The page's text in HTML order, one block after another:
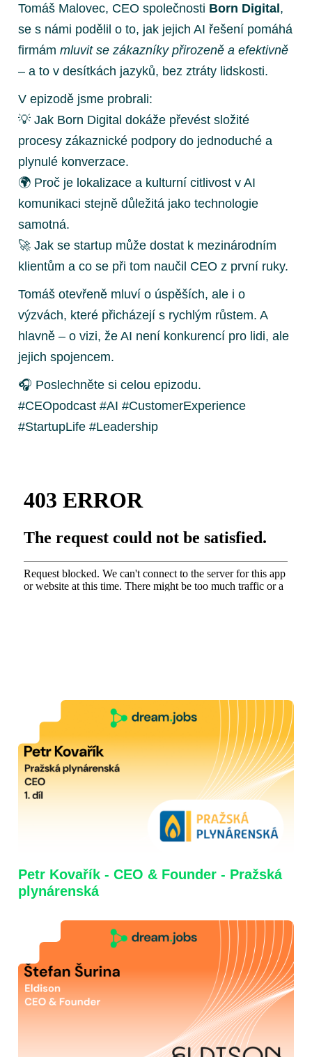
Tomáš Malovec, CEO společnosti Born Digital,
se s námi podělil o to, jak jejich AI řešení pomáhá
firmám mluvit se zákazníky přirozeně a efektivně
– a to v desítkách jazyků, bez ztráty lidskosti.
V epizodě jsme probrali:
💡 Jak Born Digital dokáže převést složité
procesy zákaznické podpory do jednoduché a
plynulé konverzace.
🌍 Proč je lokalizace a kulturní citlivost v AI
komunikaci stejně důležitá jako technologie
samotná.
🚀 Jak se startup může dostat k mezinárodním
klientům a co se při tom naučil CEO z první ruky.
Tomáš otevřeně mluví o úspěších, ale i o
výzvách, které přicházejí s rychlým růstem. A
hlavně – o vizi, že AI není konkurencí pro lidi, ale
jejich spojencem.
🎧 Poslechněte si celou epizodu.
#CEOpodcast #AI #CustomerExperience
#StartupLife #Leadership
Petr Kovařík - CEO & Founder - Pražská
plynárenská